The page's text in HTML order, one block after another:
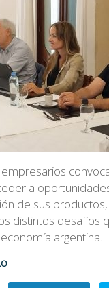
a
de sus
distintos desafíos
argentina.